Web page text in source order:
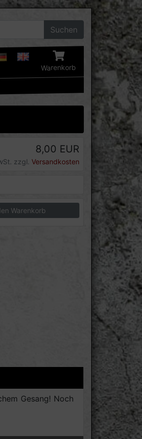
Suchen
Warenkorb
8,00 EUR
zzgl. Versandkosten
Warenkorb
Gesang! Noch